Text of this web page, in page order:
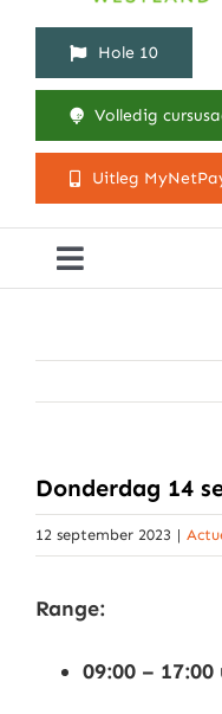
Hole 10
Volledig
Uitleg
Toggle
Lessen
Arrangementen
Activiteitenkalender
Donderdag 14
12 september 2023 |
Range:
09:00 – 17:00